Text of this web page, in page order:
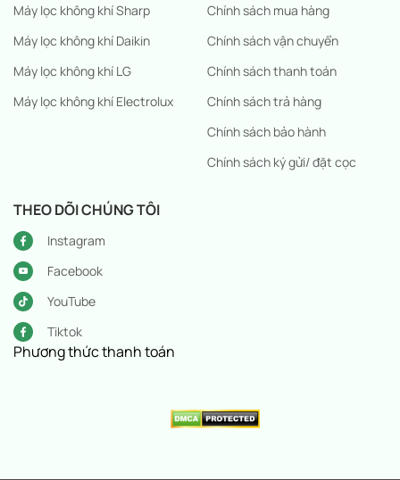
Máy lọc không khí Sharp
Máy lọc không khí Daikin
Máy lọc không khí LG
Máy lọc không khí Electrolux
Chính sách mua hàng
Chính sách vận chuyển
Chính sách thanh toán
Chính sách trả hàng
Chính sách bảo hành
Chính sách ký gửi/ đặt cọc
THEO DÕI CHÚNG TÔI
Instagram
Facebook
YouTube
Tiktok
Phương thức thanh toán